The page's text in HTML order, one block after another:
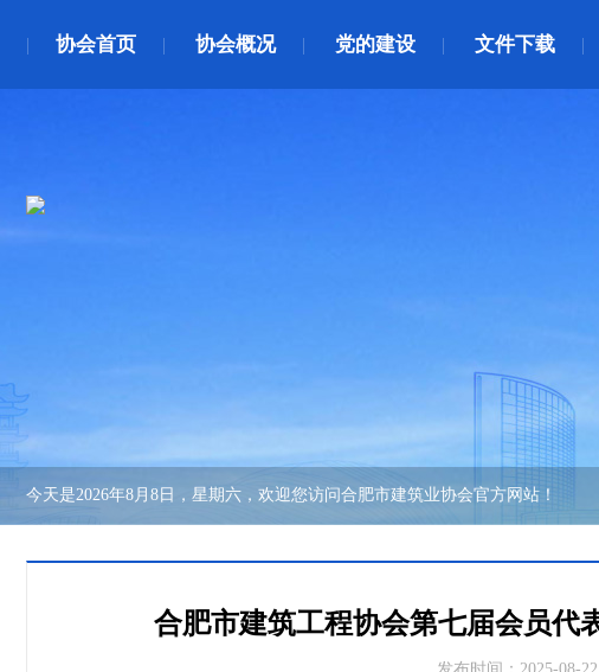
协会首页 协会概况 党的建设 文件下载
今天是2026年8月8日，星期六 ，欢迎您访问合肥市建筑业协会官方网站！
合肥市建筑工程协会第七届会员代